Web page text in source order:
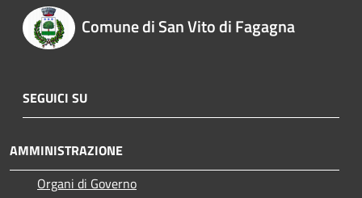
Comune di San Vito di Fagagna
SEGUICI SU
AMMINISTRAZIONE
Organi di Governo